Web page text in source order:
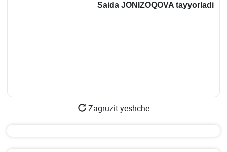
Saida JONIZOQOVA tayyorladi
Zagruzit yeshche